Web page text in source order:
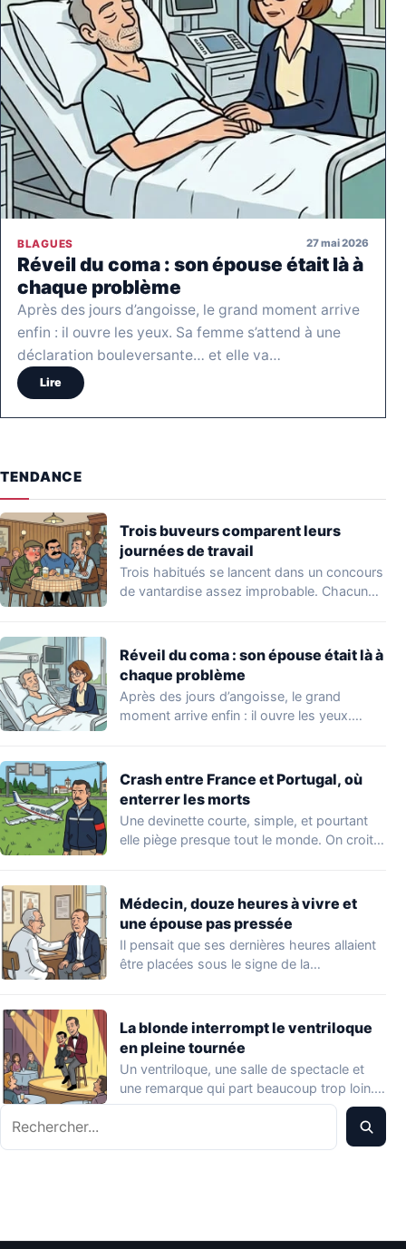
BLAGUES 27 mai 2026
Réveil du coma : son épouse était là à
chaque problème
Après des jours d’angoisse, le grand moment arrive
enfin : il ouvre les yeux. Sa femme s’attend à une
déclaration bouleversante… et elle va…
Lire
TENDANCE
Trois buveurs comparent leurs
journées de travail
Trois habitués se lancent dans un concours
de vantardise assez improbable. Chacun
Réveil du coma : son épouse était là à
chaque problème
Après des jours d’angoisse, le grand
moment arrive enfin : il ouvre les yeux.…
Crash entre France et Portugal, où
enterrer les morts
Une devinette courte, simple, et pourtant
elle piège presque tout le monde. On croit…
Médecin, douze heures à vivre et
une épouse pas pressée
Il pensait que ses dernières heures allaient
être placées sous le signe de la…
La blonde interrompt le ventriloque
en pleine tournée
Un ventriloque, une salle de spectacle et
une remarque qui part beaucoup trop loin.…
Rechercher